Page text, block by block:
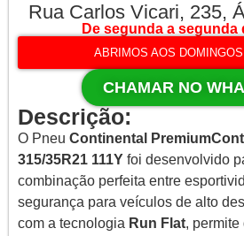
Rua Carlos Vicari, 235,
De segunda a segunda
ABRIMOS AOS
CHAMAR NO
Descrição:
O Pneu Continental
315/35R21 111Y foi desenvolvido
combinação perfeita entre
segurança para veículos de alto
com a tecnologia Run Flat,